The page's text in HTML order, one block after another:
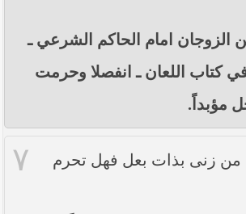
الزوجان امام الحاكم الشرعي ـ
كتاب اللعان ـ انفصلا وحرمت
مؤبداً.
٧
من زنى بذات بعل فهل تحرم